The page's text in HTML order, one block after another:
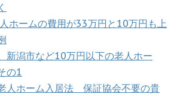
ホームの費用が33万円と10万円も上
新潟市など10万円以下の老人ホー
の1
人ホーム入居法 保証協会不要の貴